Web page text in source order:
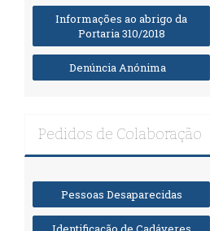
Informações ao abrigo da
Portaria 310/2018
Denúncia Anónima
Pedidos de Colaboração
Pessoas Desaparecidas